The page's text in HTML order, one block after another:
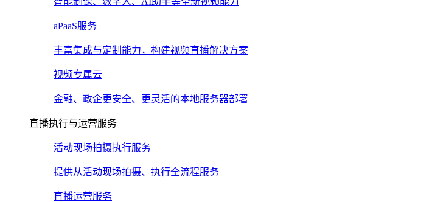
aPaaS服务
丰富集成与定制能力，构建视频直播解决方案
视频专属云
金融、政企更安全、更灵活的本地服务器部署
直播执行与运营服务
活动现场拍摄执行服务
提供从活动现场拍摄、执行全流程服务
直播运营服务